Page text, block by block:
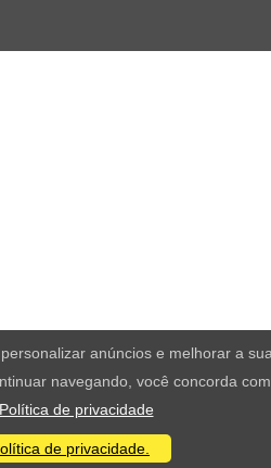
anúncios e melhorar a
navegando, você concorda
Política de privacidade
de privacidade.